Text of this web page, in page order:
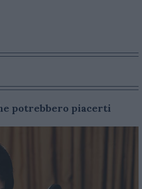
potrebbero piacerti